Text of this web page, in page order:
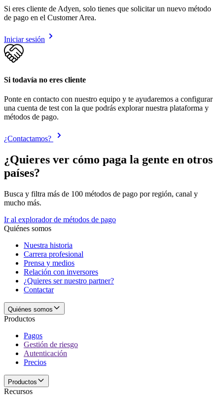
Si eres cliente de Adyen, solo tienes que solicitar un nuevo método
de pago en el Customer Area.
Iniciar sesión
Si todavía no eres cliente
Ponte en contacto con nuestro equipo y te ayudaremos a configurar
una cuenta de test con la que podrás explorar nuestra plataforma y
métodos de pago.
¿Contactamos?
¿Quieres ver cómo paga la gente en otros
países?
Busca y filtra más de 100 métodos de pago por región, canal y
mucho más.
Ir al explorador de métodos de pago
Quiénes somos
Nuestra historia
Carrera profesional
Prensa y medios
Relación con inversores
¿Quieres ser nuestro partner?
Contactar
Quiénes somos
Productos
Pagos
Gestión de riesgo
Autenticación
Precios
Productos
Recursos